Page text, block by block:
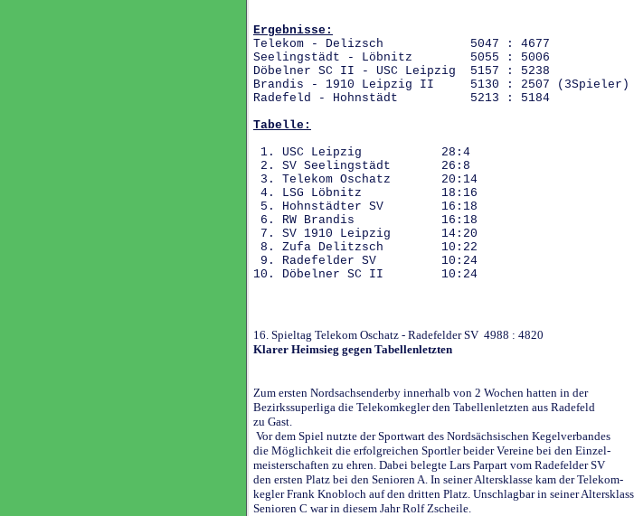
Ergebnisse:
Telekom - Delizsch 5047 : 4677
Seelingstädt - Löbnitz 5055 : 5006
Döbelner SC II - USC Leipzig 5157 : 5238
Brandis - 1910 Leipzig II 5130 : 2507 (3Spieler)
Radefeld - Hohnstädt 5213 : 5184
Tabelle:
1. USC Leipzig 28:4
2. SV Seelingstädt 26:8
3. Telekom Oschatz 20:14
4. LSG Löbnitz 18:16
5. Hohnstädter SV 16:18
6. RW Brandis 16:18
7. SV 1910 Leipzig 14:20
8. Zufa Delitzsch 10:22
9. Radefelder SV 10:24
10. Döbelner SC II 10:24
16. Spieltag Telekom Oschatz - Radefelder SV 4988 : 4820
Klarer Heimsieg gegen Tabellenletzten
Zum ersten Nordsachsenderby innerhalb von 2 Wochen hatten in der
Bezirkssuperliga die Telekomkegler den Tabellenletzten aus Radefeld
zu Gast.
Vor dem Spiel nutzte der Sportwart des Nordsächsischen Kegelverbandes
die Möglichkeit die erfolgreichen Sportler beider Vereine bei den Einzel-
meisterschaften zu ehren. Dabei belegte Lars Parpart vom Radefelder SV
den ersten Platz bei den Senioren A. In seiner Altersklasse kam der Telekom-
kegler Frank Knobloch auf den dritten Platz. Unschlagbar in seiner
Senioren C war in diesem Jahr Rolf Zscheile.